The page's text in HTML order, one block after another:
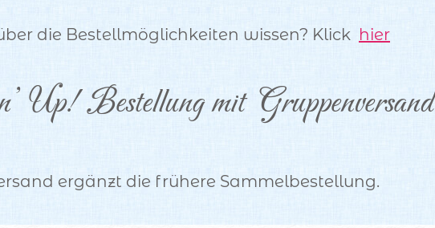
die Bestellmöglichkeiten wissen? Klick hier
Up! Bestellung mit Gruppenversand
ergänzt die frühere Sammelbestellung.